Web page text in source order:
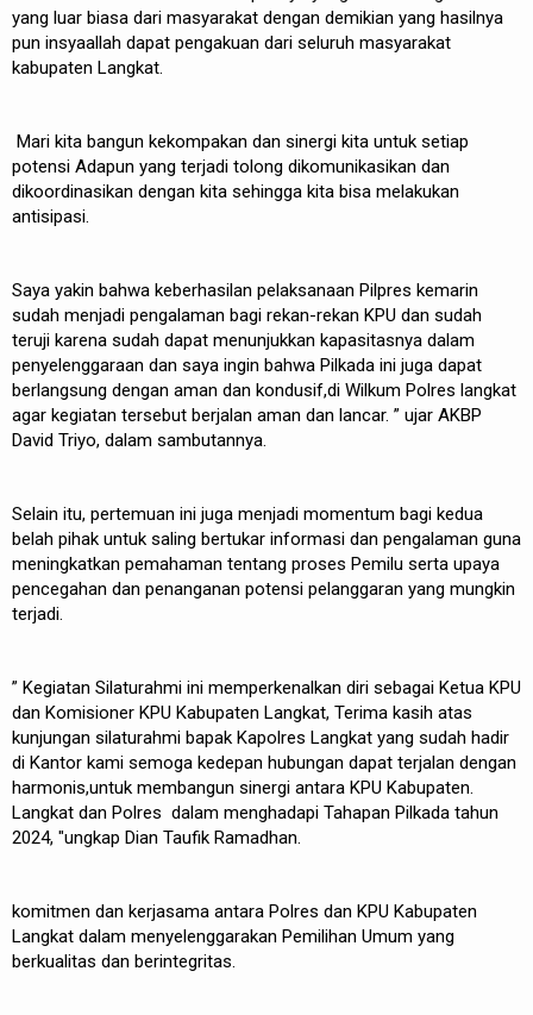
yang luar biasa dari masyarakat dengan demikian yang hasilnya
pun insyaallah dapat pengakuan dari seluruh masyarakat
kabupaten Langkat.
Mari kita bangun kekompakan dan sinergi kita untuk setiap
potensi Adapun yang terjadi tolong dikomunikasikan dan
dikoordinasikan dengan kita sehingga kita bisa melakukan
antisipasi.
Saya yakin bahwa keberhasilan pelaksanaan Pilpres kemarin
sudah menjadi pengalaman bagi rekan-rekan KPU dan sudah
teruji karena sudah dapat menunjukkan kapasitasnya dalam
penyelenggaraan dan saya ingin bahwa Pilkada ini juga dapat
berlangsung dengan aman dan kondusif,di Wilkum Polres langkat
agar kegiatan tersebut berjalan aman dan lancar. ” ujar AKBP
David Triyo, dalam sambutannya.
Selain itu, pertemuan ini juga menjadi momentum bagi kedua
belah pihak untuk saling bertukar informasi dan pengalaman guna
meningkatkan pemahaman tentang proses Pemilu serta upaya
pencegahan dan penanganan potensi pelanggaran yang mungkin
terjadi.
” Kegiatan Silaturahmi ini memperkenalkan diri sebagai Ketua KPU
dan Komisioner KPU Kabupaten Langkat, Terima kasih atas
kunjungan silaturahmi bapak Kapolres Langkat yang sudah hadir
di Kantor kami semoga kedepan hubungan dapat terjalan dengan
harmonis,untuk membangun sinergi antara KPU Kabupaten.
Langkat dan Polres dalam menghadapi Tahapan Pilkada tahun
2024, "ungkap Dian Taufik Ramadhan.
komitmen dan kerjasama antara Polres dan KPU Kabupaten
Langkat dalam menyelenggarakan Pemilihan Umum yang
berkualitas dan berintegritas.